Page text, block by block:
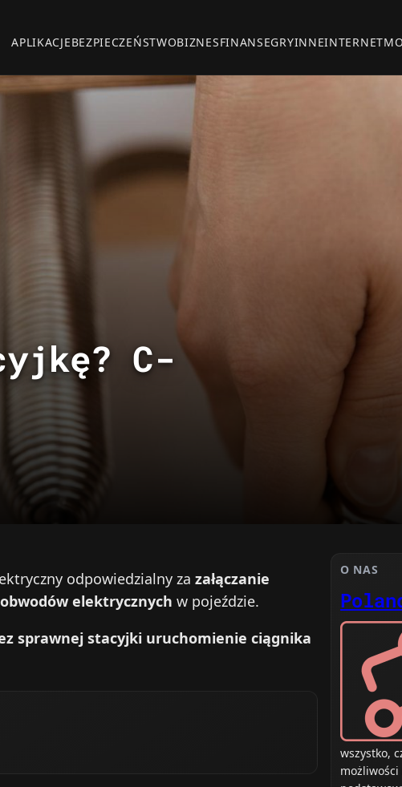
APLIKACJEBEZPIECZEŃSTWOBIZNESFINANSEGRYINNEINTERNET
C-
odpowiedzialny za załączanie
elektrycznych w pojeździe.
sprawnej stacyjki uruchomienie ciągnika
O NAS
wszystko,